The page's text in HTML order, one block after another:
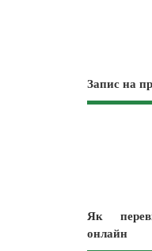
Запис на
Як
онлайн